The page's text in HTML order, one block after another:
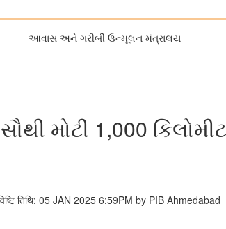
આવાસ અને ગરીબી ઉન્મૂલન મંત્રાલય
મોટી 1,000
तिथि: 05 JAN 2025 6:59PM by PIB Ahmedabad